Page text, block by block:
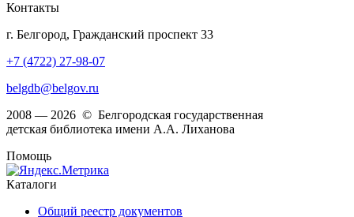
Контакты
г. Белгород, Гражданский проспект 33
+7 (4722) 27-98-07
belgdb@belgov.ru
2008 — 2026 © Белгородская государственная
детская библиотека имени А.А. Лиханова
Помощь
Каталоги
Общий реестр документов